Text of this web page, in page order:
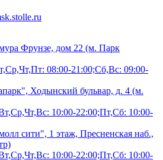
Фрунзе, дом 22 (м. Парк
08:00-21:00;Сб,Вс: 09:00-
Ходынский бульвар, д. 4 (м.
10:00-22:00;Пт,Сб: 10:00-
сити", 1 этаж, Пресненская наб.,
10:00-22:00;Пт,Сб: 10:00-